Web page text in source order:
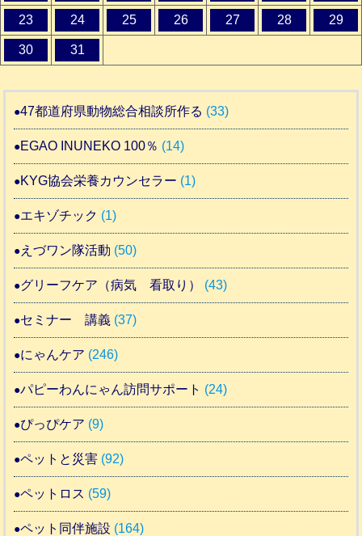
23 24 25 26 27 28 29
30 31
47都道府県動物総合相談所作る (33)
EGAO INUNEKO 100％ (14)
KYG協会栄養カウンセラー (1)
エキゾチック (1)
えづワン隊活動 (50)
グリーフケア（病気 看取り） (43)
セミナー 講義 (37)
にゃんケア (246)
パピーわんにゃん訪問サポート (24)
ぴっぴケア (9)
ペットと災害 (92)
ペットロス (59)
ペット同伴施設 (164)